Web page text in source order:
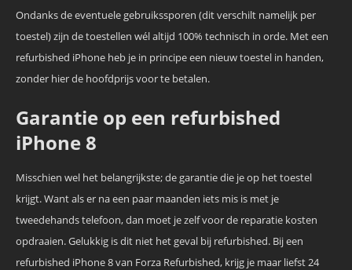
Ondanks de eventuele gebruikssporen (dit verschilt namelijk per
toestel) zijn de toestellen wél altijd 100% technisch in orde. Met een
refurbished iPhone heb je in principe een nieuw toestel in handen,
zonder hier de hoofdprijs voor te betalen.
Garantie op een refurbished
iPhone 8
Misschien wel het belangrijkste; de garantie die je op het toestel
krijgt. Want als er na een paar maanden iets mis is met je
tweedehands telefoon, dan moet je zelf voor de reparatie kosten
opdraaien. Gelukkig is dit niet het geval bij refurbished. Bij een
refurbished iPhone 8 van Forza Refurbished, krijg je maar liefst 24